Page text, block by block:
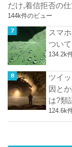
だけ,着信拒否の
144k件のビュー
スマ
ついて
134.2k
ツイ
因と
は?類
124.6k